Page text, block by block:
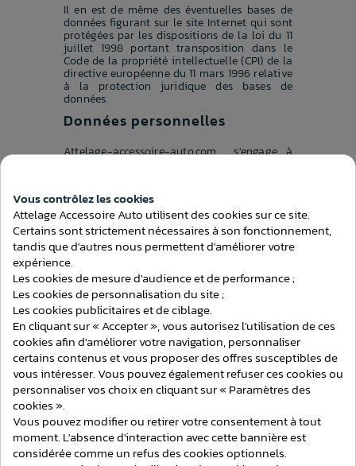
Il en est de même des éventuelles bases de
données figurant sur le site Internet qui sont
protégées par les dispositions de la loi du 11
juillet 1998 portant transposition dans le
Code de la propriété intellectuelle (CPI) de la
directive européenne du 11 mars 1996 relative
à la protection juridique des bases de
données.
Données personnelles
Attelage-accessoire-auto.com s'engage à
ou organismes. Attelage-accessoire-
auto.com s'engage à assurer à toute personne
qui en fera la demande un droit d'accès, de
rectification et de suppression des données la
concernant.
Responsabilité
Attelage-accessoire-auto.com décline toute
responsabilité pour les difficultés rencontrées
lors de l'accès à son site ou pour toute
défaillance de communication.
Attelage-accessoire-auto.com se réserve la
possibilité de modifier, d'interrompre
temporairement ou de façon permanente,
toute ou une partie du site, sans préavis.
Attelage-accessoire-auto.com ne pourra en
aucun cas être tenu pour responsable à votre
encontre ou à l'encontre d'un tiers de toute
modification, interruption ou suspension du
Vous contrôlez les cookies
Attelage Accessoire Auto utilisent des cookies sur ce site.
Certains sont strictement nécessaires à son fonctionnement,
tandis que d'autres nous permettent d'améliorer votre
expérience.
Les cookies de mesure d'audience et de performance ;
Les cookies de personnalisation du site ;
Les cookies publicitaires et de ciblage.
En cliquant sur « Accepter », vous autorisez l'utilisation de ces
cookies afin d'améliorer votre navigation, personnaliser
certains contenus et vous proposer des offres susceptibles de
vous intéresser. Vous pouvez également refuser ces cookies ou
personnaliser vos choix en cliquant sur « Paramètres des
cookies ».
Vous pouvez modifier ou retirer votre consentement à tout
moment. L'absence d'interaction avec cette bannière est
considérée comme un refus des cookies optionnels.